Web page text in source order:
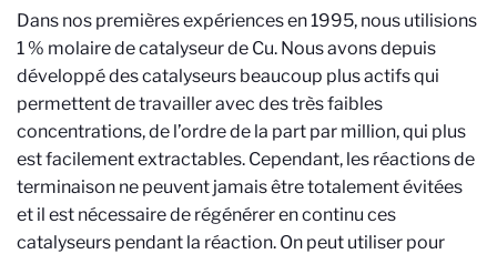
Dans nos premières expériences en 1995, nous utilisions
1 % molaire de catalyseur de Cu. Nous avons depuis
développé des catalyseurs beaucoup plus actifs qui
permettent de travailler avec des très faibles
concentrations, de l’ordre de la part par million, qui plus
est facilement extractables. Cependant, les réactions de
terminaison ne peuvent jamais être totalement évitées
et il est nécessaire de régénérer en continu ces
catalyseurs pendant la réaction. On peut utiliser pour